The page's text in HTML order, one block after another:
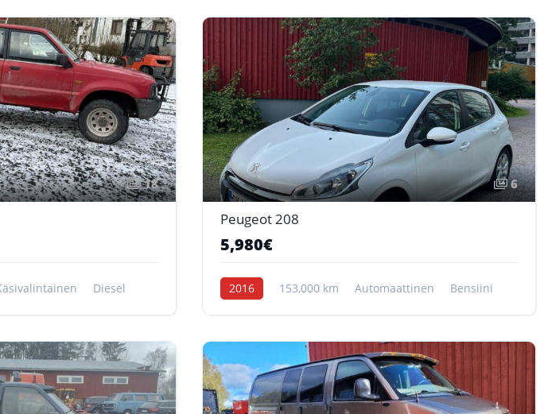
18
Diesel
6
Peugeot 208
5,980€
2016 153,000 km Automaattinen Bensiini